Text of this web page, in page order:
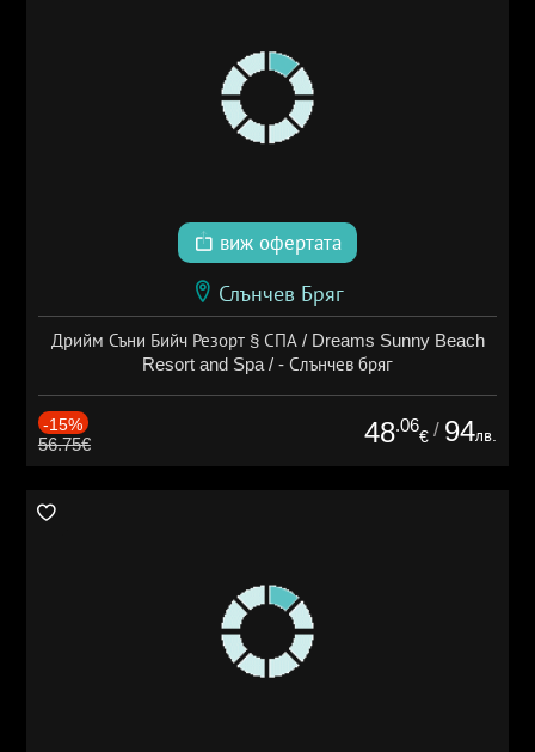
виж офертата
Слънчев Бряг
Дрийм Съни Бийч Резорт § СПА / Dreams Sunny Beach
Resort and Spa / - Слънчев бряг
-15%
56.75€ 48.06
€ / 94лв.